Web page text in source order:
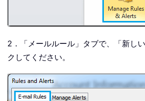
2．「メールルール」タブで、「新し
クしてください。